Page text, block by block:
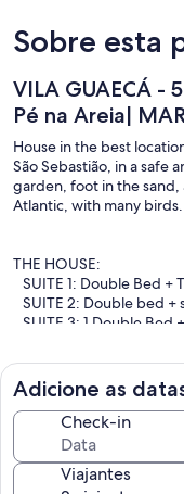
Sobre esta
VILA GUAECÁ -
Pé na Areia|
House in the best
São Sebastião, in a safe
garden, foot in the
Atlantic, with many birds.
THE HOUSE:
SUITE 1: Double Bed +
SUITE 2: Double bed +
SUITE 3: 1 Double Bed
smartv + cable tv +
SUPERIOR ROOM 2: 2
ceiling |
(All dorms are fully
the social recreation
guests)
Adicione as
Check-in
Viajantes